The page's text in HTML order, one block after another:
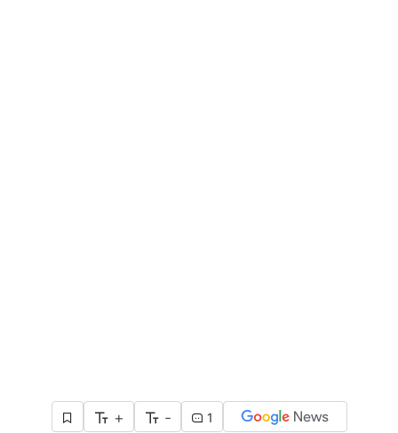
+ - 1